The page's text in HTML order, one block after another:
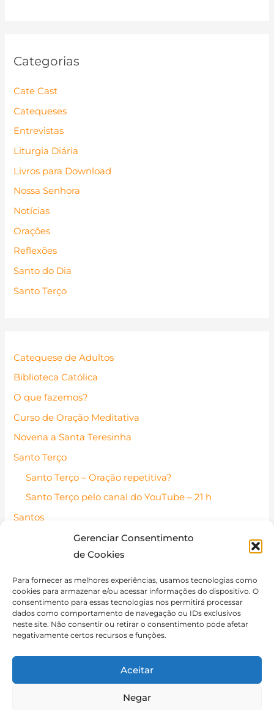
Gerenciar Consentimento
de Cookies
Para fornecer as melhores experiências, usamos tecnologias como
cookies para armazenar e/ou acessar informações do dispositivo. O
consentimento para essas tecnologias nos permitirá processar
dados como comportamento de navegação ou IDs exclusivos
neste site. Não consentir ou retirar o consentimento pode afetar
negativamente certos recursos e funções.
Aceitar
Negar
Categorias
Cate Cast
Catequeses
Entrevistas
Liturgia Diária
Livros para Download
Nossa Senhora
Notícias
Orações
Reflexões
Santo do Dia
Santo Terço
Catequese de Adultos
Biblioteca Católica
O que fazemos?
Curso de Oração Meditativa
Novena a Santa Teresinha
Santo Terço
Santo Terço – Oração repetitiva?
Santo Terço pelo canal do YouTube – 21 h
Santos
Santos Católicos – Pessoas de fé
Santo do dia
Contato
Política de Cookies (BR)
Isenção de Responsabilidade